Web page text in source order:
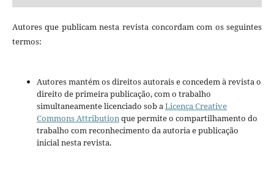
Autores que publicam nesta revista concordam com os seguintes
termos:
Autores mantém os direitos autorais e concedem à revista o
direito de primeira publicação, com o trabalho
simultaneamente licenciado sob aLicença Creative
Commons Attributionque permite o compartilhamento do
trabalho com reconhecimento da autoria e publicação
inicial nesta revista.